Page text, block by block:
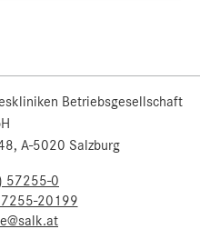
Betriebsgesellschaft
A-5020 Salzburg
57255-0
20199